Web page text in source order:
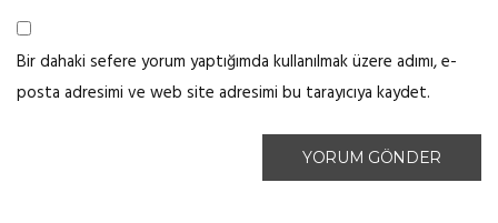
Bir dahaki sefere yorum yaptığımda kullanılmak üzere adımı, e-
posta adresimi ve web site adresimi bu tarayıcıya kaydet.